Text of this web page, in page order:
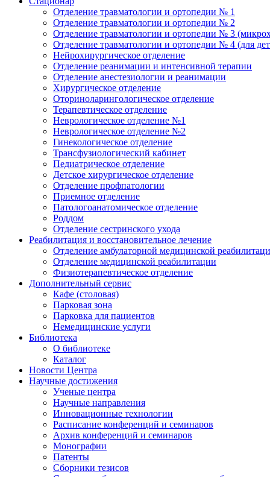
Отделение травматологии и ортопедии № 1
Отделение травматологии и ортопедии № 2
Отделение травматологии и ортопедии № 3
Отделение травматологии и ортопедии № 4 (для
Нейрохирургическое отделение
Отделение реанимации и интенсивной терапии
Отделение анестезиологии и реанимации
Хирургическое отделение
Оториноларингологическое отделение
Терапевтическое отделение
Неврологическое отделение №1
Неврологическое отделение №2
Гинекологическое отделение
Трансфузиологический кабинет
Педиатрическое отделение
Детское хирургическое отделение
Отделение профпатологии
Приемное отделение
Патологоанатомическое отделение
Роддом
Отделение сестринского ухода
Реабилитация и восстановительное лечение
Отделение амбулаторной медицинской
Отделение медицинской реабилитации
Физиотерапевтическое отделение
Дополнительный сервис
Кафе (столовая)
Парковая зона
Парковка для пациентов
Немедицинские услуги
Библиотека
О библиотеке
Каталог
Новости Центра
Научные достижения
Ученые центра
Научные направления
Инновационные технологии
Расписание конференций и семинаров
Архив конференций и семинаров
Монографии
Патенты
Сборники тезисов